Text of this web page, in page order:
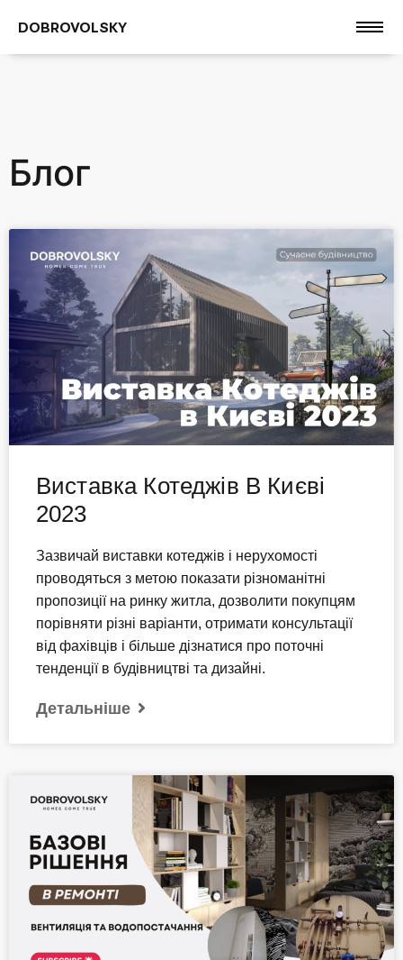
DOBROVOLSKY
Блог
Виставка Котеджів В Києві
2023
Зазвичай виставки котеджів і нерухомості
проводяться з метою показати різноманітні
пропозиції на ринку житла, дозволити покупцям
порівняти різні варіанти, отримати консультації
від фахівців і більше дізнатися про поточні
тенденції в будівництві та дизайні.
Детальніше